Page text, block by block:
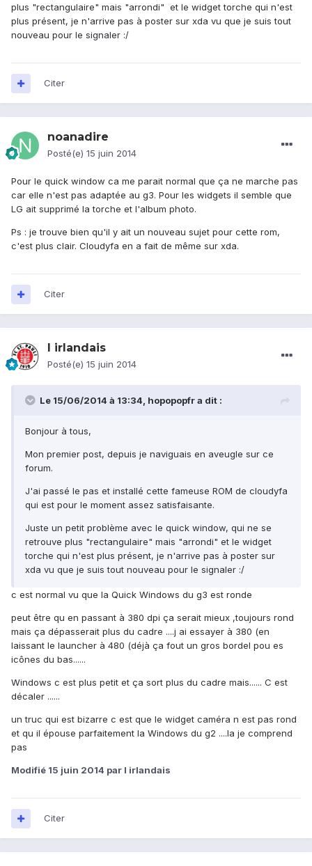
plus "rectangulaire" mais "arrondi" et le widget torche qui n'est
plus présent, je n'arrive pas à poster sur xda vu que je suis tout
nouveau pour le signaler :/
Citer
noanadire
Posté(e) 15 juin 2014
Pour le quick window ca me parait normal que ça ne marche pas
car elle n'est pas adaptée au g3. Pour les widgets il semble que
LG ait supprimé la torche et l'album photo.
Ps : je trouve bien qu'il y ait un nouveau sujet pour cette rom,
c'est plus clair. Cloudyfa en a fait de même sur xda.
Citer
l irlandais
Posté(e) 15 juin 2014
Le 15/06/2014 à 13:34, hopopopfr a dit :
Bonjour à tous,
Mon premier post, depuis je naviguais en aveugle sur ce
forum.
J'ai passé le pas et installé cette fameuse ROM de cloudyfa
qui est pour le moment assez satisfaisante.
Juste un petit problème avec le quick window, qui ne se
retrouve plus "rectangulaire" mais "arrondi" et le widget
torche qui n'est plus présent, je n'arrive pas à poster sur
xda vu que je suis tout nouveau pour le signaler :/
c est normal vu que la Quick Windows du g3 est ronde
peut être qu en passant à 380 dpi ça serait mieux ,toujours rond
mais ça dépasserait plus du cadre ....j ai essayer à 380 (en
laissant le launcher à 480 (déjà ça fout un gros bordel pou es
icônes du bas......
Windows c est plus petit et ça sort plus du cadre mais...... C est
décaler ......
un truc qui est bizarre c est que le widget caméra n est pas rond
et qu il épouse parfaitement la Windows du g2 ....la je comprend
pas
Modifié 15 juin 2014 par l irlandais
Citer